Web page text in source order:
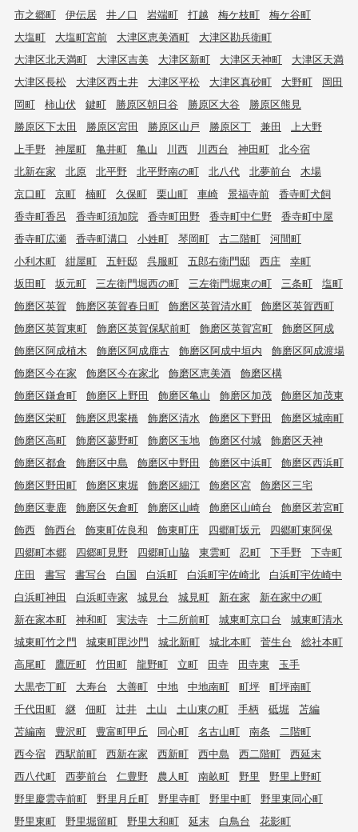
市之郷町
伊伝居 井ノ口 岩端町 打越 梅ケ枝町
梅ケ谷町
大塩町
大塩町宮前 大津区恵美酒町
大津区勘兵衛町
大津区北天満町
大津区吉美 大津区新町 大津区天神町
大津区天満
大津区長松
大津区西土井 大津区平松 大津区真砂町 大野町
岡田
岡町
柿山伏 鍵町 勝原区朝日谷 勝原区大谷
勝原区熊見
勝原区下太田
勝原区宮田 勝原区山戸 勝原区丁 兼田
上大野
上手野
神屋町 亀井町 亀山 川西 川西台 神田町
北今宿
北新在家
北原 北平野 北平野南の町 北八代 北夢前台
木場
京口町
京町 楠町 久保町 栗山町 車崎 景福寺前
香寺町犬飼
香寺町香呂
香寺町須加院 香寺町田野 香寺町中仁野
香寺町中屋
香寺町広瀬
香寺町溝口 小姓町 琴岡町 古二階町
河間町
小利木町
紺屋町 五軒邸 呉服町 五郎右衛門邸 西庄
幸町
坂田町
坂元町 三左衛門堀西の町 三左衛門堀東の町 三条町
塩町
飾磨区英賀
飾磨区英賀春日町 飾磨区英賀清水町
飾磨区英賀西町
飾磨区英賀東町
飾磨区英賀保駅前町 飾磨区英賀宮町
飾磨区阿成
飾磨区阿成植木
飾磨区阿成鹿古 飾磨区阿成中垣内
飾磨区阿成渡場
飾磨区今在家
飾磨区今在家北 飾磨区恵美酒
飾磨区構
飾磨区鎌倉町
飾磨区上野田 飾磨区亀山 飾磨区加茂
飾磨区加茂東
飾磨区栄町
飾磨区思案橋 飾磨区清水 飾磨区下野田
飾磨区城南町
飾磨区高町
飾磨区蓼野町 飾磨区玉地 飾磨区付城
飾磨区天神
飾磨区都倉
飾磨区中島 飾磨区中野田 飾磨区中浜町
飾磨区西浜町
飾磨区野田町
飾磨区東堀 飾磨区細江 飾磨区宮
飾磨区三宅
飾磨区妻鹿
飾磨区矢倉町 飾磨区山崎 飾磨区山崎台
飾磨区若宮町
飾西
飾西台 飾東町佐良和 飾東町庄 四郷町坂元
四郷町東阿保
四郷町本郷
四郷町見野 四郷町山脇 東雲町 忍町 下手野
下寺町
庄田
書写 書写台 白国 白浜町 白浜町宇佐崎北
白浜町宇佐崎中
白浜町神田
白浜町寺家 城見台 城見町 新在家
新在家中の町
新在家本町
神和町 実法寺 十二所前町 城東町京口台
城東町清水
城東町竹之門
城東町毘沙門 城北新町 城北本町 菅生台
総社本町
高尾町
鷹匠町 竹田町 龍野町 立町 田寺 田寺東
玉手
大黒壱丁町
大寿台 大善町 中地 中地南町 町坪
町坪南町
千代田町
継 佃町 辻井 土山 土山東の町 手柄 砥堀
苫編
苫編南
豊沢町 豊富町甲丘 同心町 名古山町 南条
二階町
西今宿
西駅前町 西新在家 西新町 西中島 西二階町
西延末
西八代町
西夢前台 仁豊野 農人町 南畝町 野里
野里上野町
野里慶雲寺前町
野里月丘町 野里寺町 野里中町
野里東同心町
野里東町
野里堀留町 野里大和町 延末 白鳥台 花影町